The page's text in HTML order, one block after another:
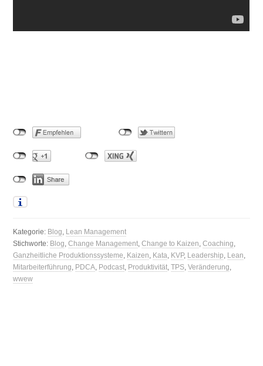
Kategorie: Blog Lean Management
Stichworte: Blog ,Change Management ,Change to Kaizen ,Coaching
Ganzheitliche Produktionssysteme Kaizen Kata KVP, Leadership Lean
Mitarbeiterführung PDCA Podcast Produktivität ,TPS ,Veränderung
wwew